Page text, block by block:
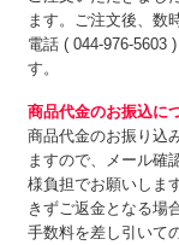
ます。ご注文後、数
電話 ( 044-976-5603
す。
商品代金のお振込に
商品代金のお振り込
ますので、メール確
様負担でお願いしま
きずご返金となる場
手数料を差し引いて